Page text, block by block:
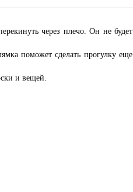
через плечо. Он не будет
поможет сделать прогулку еще
и вещей.